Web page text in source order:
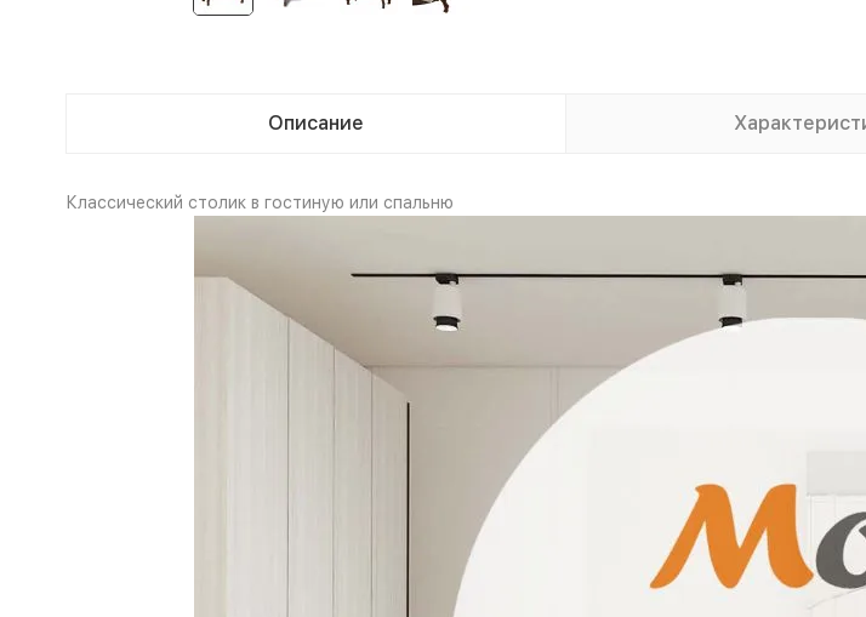
Описание
Классический столик в гостиную или спальню